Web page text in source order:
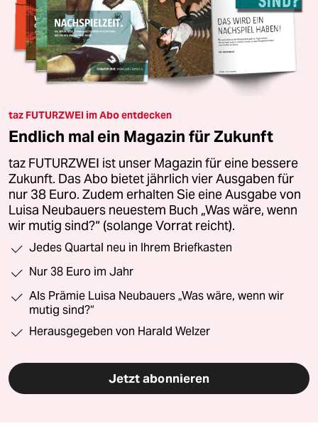
taz FUTURZWEI im Abo entdecken
Endlich mal ein Magazin für Zukunft
taz FUTURZWEI ist unser Magazin für eine bessere
Zukunft. Das Abo bietet jährlich vier Ausgaben für
nur 38 Euro. Zudem erhalten Sie eine Ausgabe von
Luisa Neubauers neuestem Buch „Was wäre, wenn
wir mutig sind?“ (solange Vorrat reicht).
Jedes Quartal neu in Ihrem Briefkasten
Nur 38 Euro im Jahr
Als Prämie Luisa Neubauers „Was wäre, wenn wir
mutig sind?“
Herausgegeben von Harald Welzer
Jetzt abonnieren